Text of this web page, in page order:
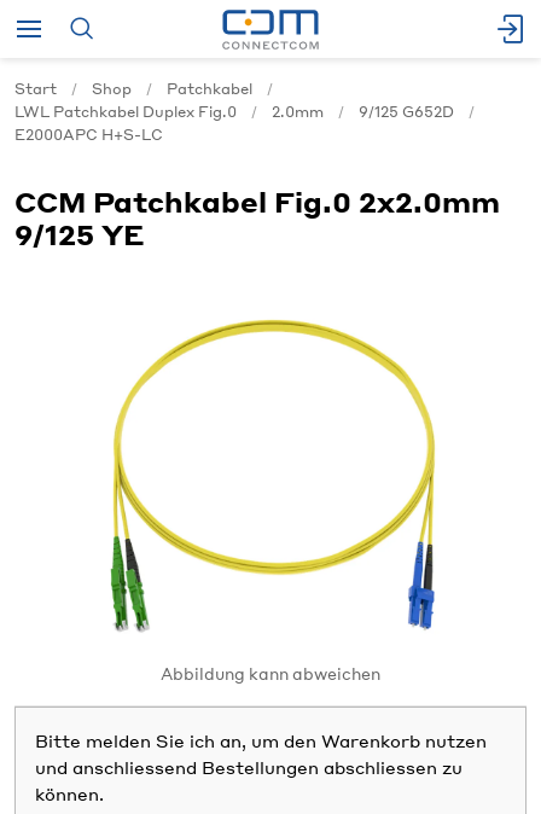
Start Shop
Patchkabel
LWL Patchkabel Duplex Fig.0
2.0mm
9/125 G652D
E2000APC H+S-LC
CCM Patchkabel Fig.0 2x2.0mm
9/125 YE
Abbildung kann abweichen
Bitte melden Sie ich an, um den Warenkorb nutzen
und anschliessend Bestellungen abschliessen zu
können.